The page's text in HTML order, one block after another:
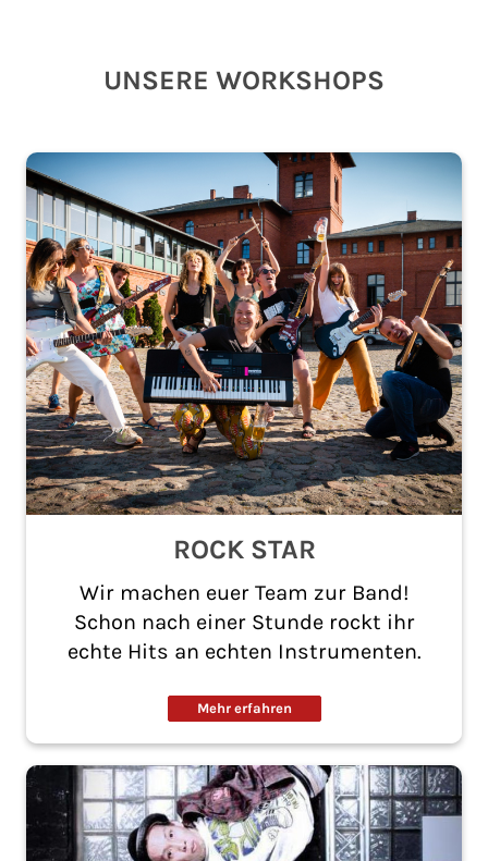
UNSERE WORKSHOPS
ROCK STAR
Wir machen euer Team zur Band!
Schon nach einer Stunde rockt ihr
echte Hits an echten Instrumenten.
Mehr erfahren